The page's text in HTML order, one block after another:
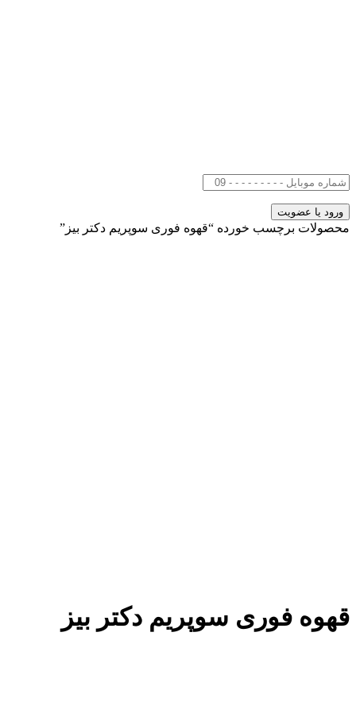
محصولات برچسب خورده “قهوه فوری سوپریم دکتر بیز”
قهوه فوری سوپریم دکتر بیز